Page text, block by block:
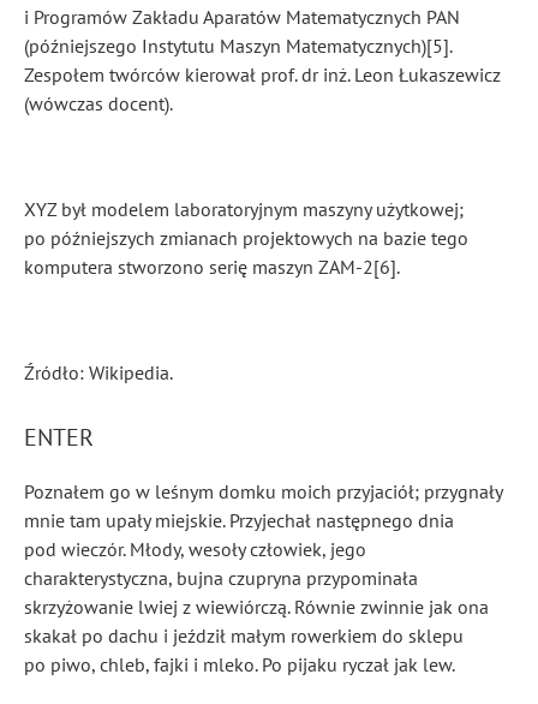
i Programów Zakładu Aparatów Matematycznych PAN
(późniejszego Instytutu Maszyn Matematycznych)[5].
Zespołem twórców kierował prof. dr inż. Leon Łukaszewicz
(wówczas docent).
XYZ był modelem laboratoryjnym maszyny użytkowej;
po późniejszych zmianach projektowych na bazie tego
komputera stworzono serię maszyn ZAM-2[6].
Źródło: Wikipedia.
ENTER
Poznałem go w leśnym domku moich przyjaciół; przygnały
mnie tam upały miejskie. Przyjechał następnego dnia
pod wieczór. Młody, wesoły człowiek, jego
charakterystyczna, bujna czupryna przypominała
skrzyżowanie lwiej z wiewiórczą. Równie zwinnie jak ona
skakał po dachu i jeździł małym rowerkiem do sklepu
po piwo, chleb, fajki i mleko. Po pijaku ryczał jak lew.